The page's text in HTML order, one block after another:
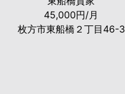
45,000円/月
枚方市東船橋２丁目46-3